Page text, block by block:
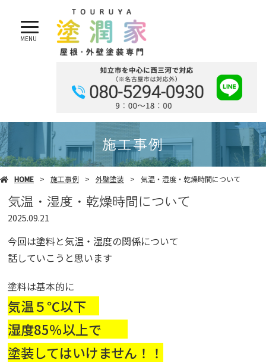
MENU
施工事例
HOME 施工事例 外壁塗装 気温・湿度・乾燥時間について
気温・湿度・乾燥時間について
2025.09.21
今回は塗料と気温・湿度の関係について
話していこうと思います
塗料は基本的に
気温５℃以下
湿度85％以上で
塗装してはいけません！！